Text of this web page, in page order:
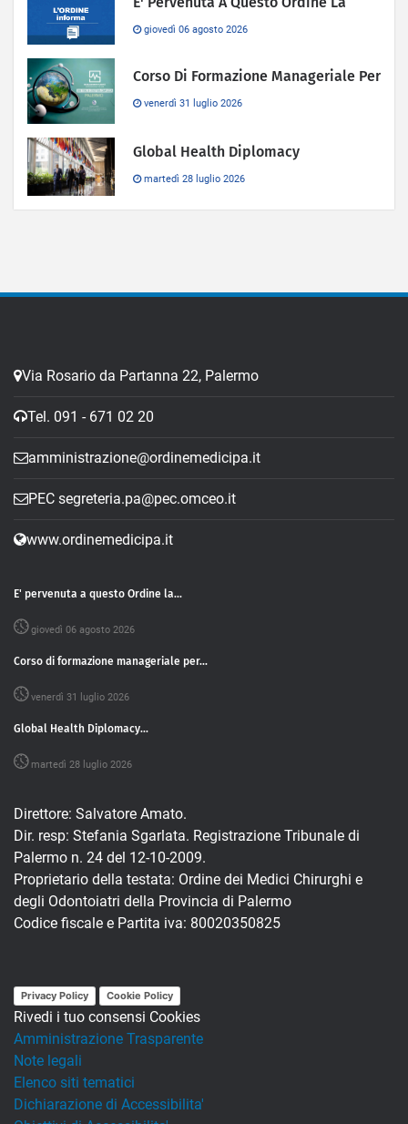
giovedì 06 agosto 2026
Corso Di Formazione Manageriale Per
venerdì 31 luglio 2026
Global Health Diplomacy
martedì 28 luglio 2026
Via Rosario da Partanna 22, Palermo
Tel. 091 - 671 02 20
amministrazione@ordinemedicipa.it
PEC segreteria.pa@pec.omceo.it
www.ordinemedicipa.it
E' pervenuta a questo Ordine la...
giovedì 06 agosto 2026
Corso di formazione manageriale per...
venerdì 31 luglio 2026
Global Health Diplomacy...
martedì 28 luglio 2026
Direttore: Salvatore Amato.
Dir. resp: Stefania Sgarlata. Registrazione Tribunale di
Palermo n. 24 del 12-10-2009.
Proprietario della testata: Ordine dei Medici Chirurghi e
degli Odontoiatri della Provincia di Palermo
Codice fiscale e Partita iva: 80020350825
Privacy Policy Cookie Policy
Rivedi i tuo consensi Cookies
Amministrazione Trasparente
Note legali
Elenco siti tematici
Dichiarazione di Accessibilita'